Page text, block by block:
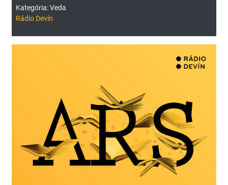
Kategória: Veda
Rádio Devín